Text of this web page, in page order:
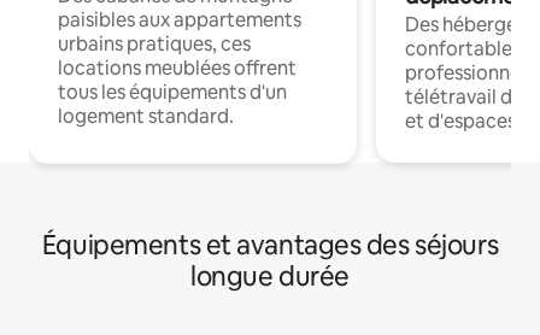
paisibles aux appartements
urbains pratiques, ces
locations meublées offrent
tous les équipements d'un
logement standard.
Des
confortables
professionnels
télétravail
et d'espaces
Équipements et avantages des séjours
longue durée